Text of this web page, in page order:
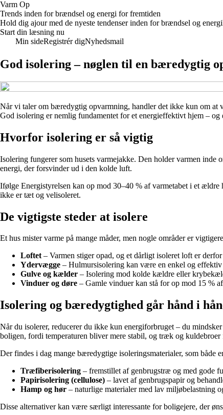
Varm Op
Trends inden for brændsel og energi for fremtiden
Hold dig ajour med de nyeste tendenser inden for brændsel og
Start din læsning nu
Min sideRegistrér digNyhedsmail
God isolering – nøglen til en bæredygtig
Når vi taler om bæredygtig opvarmning, handler det ikke kun om at
God isolering er nemlig fundamentet for et energieffektivt hjem –
Hvorfor isolering er så vigtig
Isolering fungerer som husets varmejakke. Den holder varmen
energi, der forsvinder ud i den kolde luft.
Ifølge Energistyrelsen kan op mod 30–40 % af varmetabet i et
ikke er tæt og velisoleret.
De vigtigste steder at isolere
Et hus mister varme på mange måder, men nogle områder er
Loftet– Varmen stiger opad, og et dårligt isoleret loft er
Ydervægge – Hulmursisolering kan være en enkel og
Gulve og kælder – Isolering mod kolde kældre eller
Vinduer og døre – Gamle vinduer kan stå for op mod 15 %
Isolering og bæredygtighed går hånd i
Når du isolerer, reducerer du ikke kun energiforbruget – du
boligen, fordi temperaturen bliver mere stabil, og træk og kuldebroer
Der findes i dag mange bæredygtige isoleringsmaterialer, som både
Træfiberisolering – fremstillet af genbrugstræ og med gode
Papirisolering (cellulose) – lavet af genbrugspapir og
Hamp og hør – naturlige materialer med lav miljøbelastning
Disse alternativer kan være særligt interessante for boligejere, der